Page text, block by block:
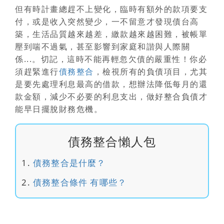
但有時計畫總趕不上變化，臨時有額外的款項要支
付，或是收入突然變少，一不留意才發現債台高
築，生活品質越來越差，繳款越來越困難，被帳單
壓到喘不過氣，甚至影響到家庭和諧與人際關
係...。切記，這時不能再輕忽欠債的嚴重性！ 你必
須趕緊進行債務整合 ，檢視所有的負債項目，尤其
是要先處理利息最高的借款，想辦法降低每月的還
款金額，減少不必要的利息支出，做好整合負債才
能早日擺脫財務危機。
債務整合懶人包
債務整合是什麼？
債務整合條件 有哪些？